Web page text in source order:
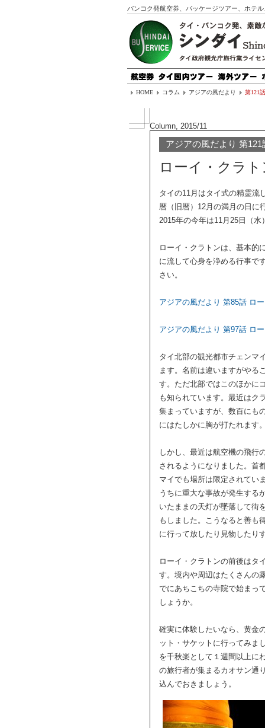
バンコク発航空券、パッケージツアー、ホテ
HOME コラム アジアの風だより 第121
Column, 2015/11
アジアの風だより 第121
ローイ・クラ
タイの11月はタイ式の精霊流
暦（旧暦）12月の満月の日に
2015年の今年は11月25日（
ローイ・クラトンは、基本的
に流して心身を浄める行事で
さい。
アジアの風だより 第85話 ロ
アジアの風だより 第97話 ロ
タイ北部の観光都市チェンマ
ます。名前は違いますがやる
す。ただ北部ではこのほかに
も知られています。最近はク
集まっていますが、数百にも
にはたしかに胸が打たれます
しかし、最近は航空機の飛行
されるようになりました。首
マイでも場所は限定されてい
うちに重大な事故が発生する
いたままの天灯が墜落して街
もしました。こうなると善も
に行って放したり見物したり
ローイ・クラトンの前後はタ
す。境内や周辺はたくさんの
でにあちこちの寺院で始まっ
しょうか。
確実に体験したいなら、黄金
ット・サケットに行ってみま
を千秋楽として１週間以上に
の旅行者が集まるカオサン通
込んでおきましょう。